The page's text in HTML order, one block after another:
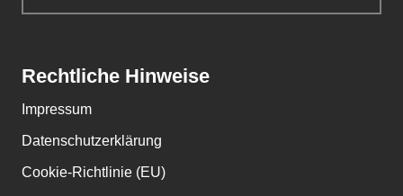
Rechtliche Hinweise
Impressum
Datenschutzerklärung
Cookie-Richtlinie (EU)